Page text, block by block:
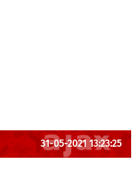
31-05-2021 13:23:25